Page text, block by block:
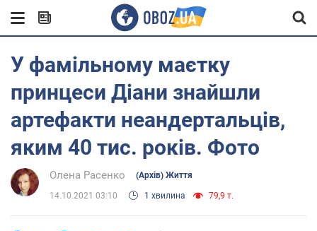
У фамільному маєтку
принцеси Діани знайшли
артефакти неандертальців,
яким 40 тис. років. Фото
Олена Расенко (Архів) Життя
14.10.2021 03:10 1 хвилина 79,9 т.